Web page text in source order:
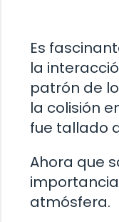
Es
la
patrón de
la colisión
fue tallado
Ahora que
atmósfera.